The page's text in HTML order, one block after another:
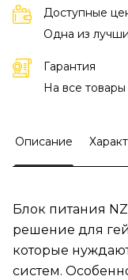
Доступные
Одна из
Гарантия
На все товары
Описание
Блок питания
решение для
которые
систем.